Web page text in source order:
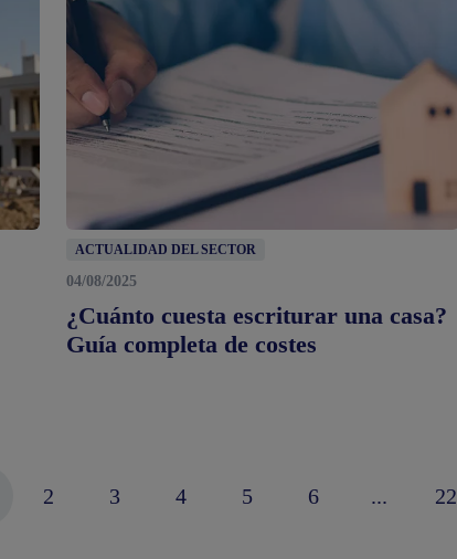
ACTUALIDAD DEL SECTOR
04/08/2025
¿Cuánto cuesta escriturar una casa?
Guía completa de costes
2 3 4 5 6 ... 22